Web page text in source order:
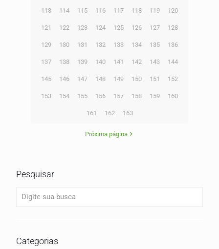
113 114 115 116 117 118 119 120
121 122 123 124 125 126 127 128
129 130 131 132 133 134 135 136
137 138 139 140 141 142 143 144
145 146 147 148 149 150 151 152
153 154 155 156 157 158 159 160
161 162 163
Próxima página
Pesquisar
Categorias